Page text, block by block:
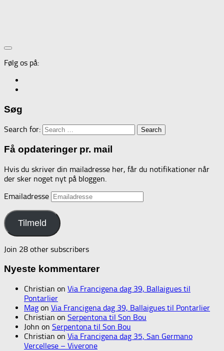
Følg os på:
Søg
Search for:
Få opdateringer pr. mail
Hvis du skriver din mailadresse her, får du notifikationer når
der sker noget nyt på bloggen.
Emailadresse
Tilmeld
Join 28 other subscribers
Nyeste kommentarer
Christian on Via Francigena dag 39, Ballaigues til
Pontarlier
Mag on Via Francigena dag 39, Ballaigues til Pontarlier
Christian on Serpentona til Son Bou
John on Serpentona til Son Bou
Christian on Via Francigena dag 35, San Germano
Vercellese – Viverone